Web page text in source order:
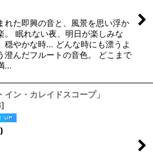
れた即興の音と、風景を思い浮か
。 眠れない夜、明日が楽しみな
穏やかな時… どんな時にも漂うよ
澄んだフルートの音色。 どこまで
…
イン・カレイドスコープ」
]